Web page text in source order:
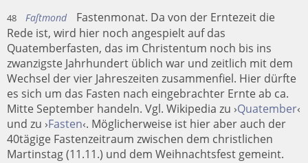
48 Faſtmond
Fastenmonat. Da von der Erntezeit die
Rede ist, wird hier noch angespielt auf das
Quatemberfasten, das im Christentum noch bis ins
zwanzigste Jahrhundert üblich war und zeitlich mit dem
Wechsel der vier Jahreszeiten zusammenfiel. Hier dürfte
es sich um das Fasten nach eingebrachter Ernte ab ca.
Mitte September handeln. Vgl. Wikipedia zu ›Quatember‹
und zu ›Fasten‹. Möglicherweise ist hier aber auch der
40tägige Fastenzeitraum zwischen dem christlichen
Martinstag (11.11.) und dem Weihnachtsfest gemeint.